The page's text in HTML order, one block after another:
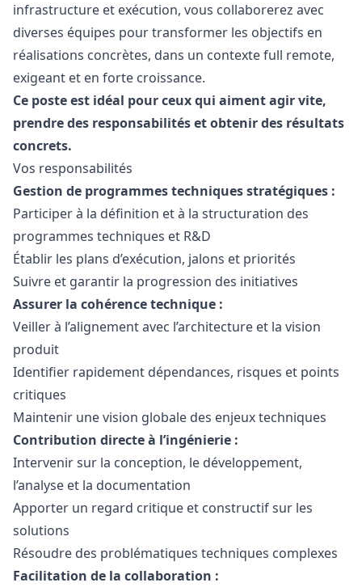
infrastructure et exécution, vous collaborerez avec
diverses équipes pour transformer les objectifs en
réalisations concrètes, dans un contexte full remote,
exigeant et en forte croissance.
Ce poste est idéal pour ceux qui aiment agir vite,
prendre des responsabilités et obtenir des résultats
concrets.
Vos responsabilités
Gestion de programmes techniques stratégiques :
Participer à la définition et à la structuration des
programmes techniques et R&D
Établir les plans d’exécution, jalons et priorités
Suivre et garantir la progression des initiatives
Assurer la cohérence technique :
Veiller à l’alignement avec l’architecture et la vision
produit
Identifier rapidement dépendances, risques et points
critiques
Maintenir une vision globale des enjeux techniques
Contribution directe à l’ingénierie :
Intervenir sur la conception, le développement,
l’analyse et la documentation
Apporter un regard critique et constructif sur les
solutions
Résoudre des problématiques techniques complexes
Facilitation de la collaboration :